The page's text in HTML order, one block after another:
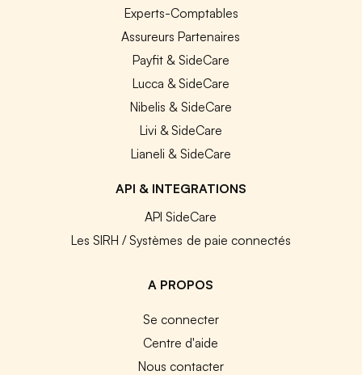
Experts-Comptables
Assureurs Partenaires
Payfit & SideCare
Lucca & SideCare
Nibelis & SideCare
Livi & SideCare
Lianeli & SideCare
API & INTEGRATIONS
API SideCare
Les SIRH / Systèmes de paie connectés
A PROPOS
Se connecter
Centre d'aide
Nous contacter